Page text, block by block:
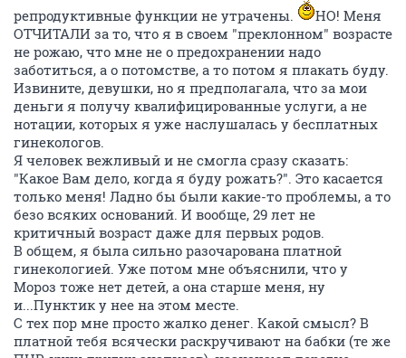
репродуктивные функции не утрачены.
НО! Меня
ОТЧИТАЛИ за то, что я в своем "преклонном" возрасте
не рожаю, что мне не о предохранении надо
заботиться, а о потомстве, а то потом я плакать буду.
Извините, девушки, но я предполагала, что за мои
деньги я получу квалифицированные услуги, а не
нотации, которых я уже наслушалась у бесплатных
гинекологов.
Я человек вежливый и не смогла сразу сказать:
"Какое Вам дело, когда я буду рожать?". Это касается
только меня! Ладно бы были какие-то проблемы, а то
безо всяких оснований. И вообще, 29 лет не
критичный возраст даже для первых родов.
В общем, я была сильно разочарована платной
гинекологией. Уже потом мне объяснили, что у
Мороз тоже нет детей, а она старше меня, ну
и...Пунктик у нее на этом месте.
С тех пор мне просто жалко денег. Какой смысл? В
платной тебя всячески раскручивают на бабки (те же